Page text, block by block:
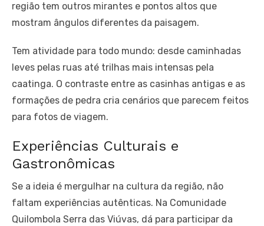
região tem outros mirantes e pontos altos que
mostram ângulos diferentes da paisagem.
Tem atividade para todo mundo: desde caminhadas
leves pelas ruas até trilhas mais intensas pela
caatinga. O contraste entre as casinhas antigas e as
formações de pedra cria cenários que parecem feitos
para fotos de viagem.
Experiências Culturais e
Gastronômicas
Se a ideia é mergulhar na cultura da região, não
faltam experiências autênticas. Na Comunidade
Quilombola Serra das Viúvas, dá para participar da